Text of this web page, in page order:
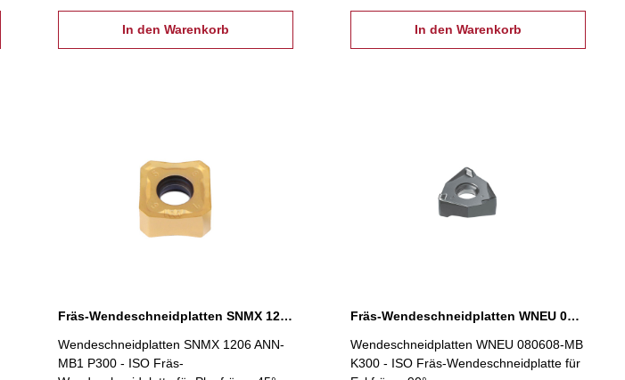
In den Warenkorb In den Warenkorb
Fräs-Wendeschneidplatten SNMX 1206 ANN-MB1 P300
Wendeschneidplatten SNMX 1206 ANN-
MB1 P300 - ISO Fräs-
Fräs-Wendeschneidplatten WNEU 080608-MB K300
Wendeschneidplatten WNEU 080608-MB
K300 - ISO Fräs-Wendeschneidplatte für